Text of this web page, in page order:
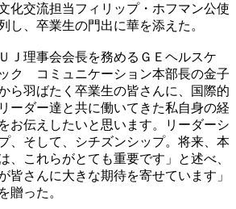
化交流担当フィリップ・ホフマン公使
し、卒業生の門出に華を添えた。
Ｊ理事会会長を務めるＧＥヘルスケ
ク コミュニケーション本部長の金子
ら羽ばたく卒業生の皆さんに、国際的
ーダー達と共に働いてきた私自身の経
お伝えしたいと思います。リーダーシ
、そして、シチズンシップ。将来、本
、これらがとても重要です」と述べ、
皆さんに大きな期待を寄せています」
贈った。